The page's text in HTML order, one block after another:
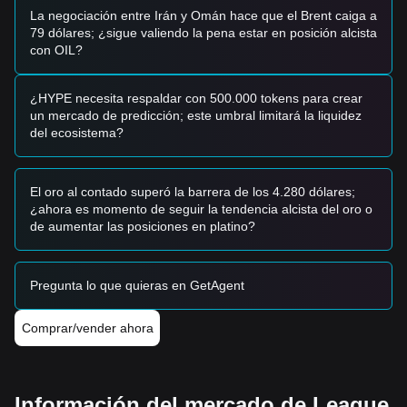
psicológico$0.1400, el mercado podría entrar en una fase
de corrección más profunda, con posible prueba de
mínimos históricos.
Estrategia de compra
Según la estructura actual del mercado, los analistas
sugieren las siguientes estrategias:
Inversores conservadores
$0.1450y acumular en etapas.
diaria por encima de la resistencia$0.1880antes de entrar
en una posición.
Inversores de tendencia
• Si LOKA rompe la resistencia$0.1880, seguir la tendencia
• En este escenario, el siguiente objetivo de precio sería
Inversores a largo plazo
• Mientras el mercado se mantenga por encima del nivel
La negociación entre Irán y Omán hace que el Brent caiga a
79 dólares; ¿sigue valiendo la pena estar en posición alcista
con OIL?
¿HYPE necesita respaldar con 500.000 tokens para crear
un mercado de predicción; este umbral limitará la liquidez
del ecosistema?
El oro al contado superó la barrera de los 4.280 dólares;
¿ahora es momento de seguir la tendencia alcista del oro o
de aumentar las posiciones en platino?
Pregunta lo que quieras en GetAgent
Comprar/vender ahora